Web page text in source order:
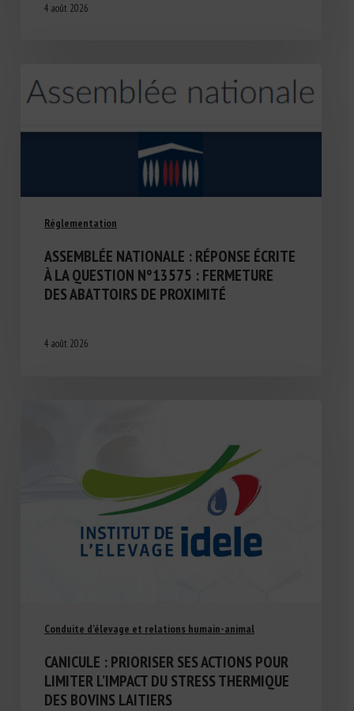
4 août 2026
Réglementation
ASSEMBLÉE NATIONALE : RÉPONSE ÉCRITE
À LA QUESTION N°13575 : FERMETURE
DES ABATTOIRS DE PROXIMITÉ
4 août 2026
Conduite d'élevage et relations humain-animal
CANICULE : PRIORISER SES ACTIONS POUR
LIMITER L’IMPACT DU STRESS THERMIQUE
DES BOVINS LAITIERS